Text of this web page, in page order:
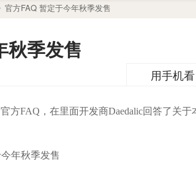
官方FAQ 暂定于今年秋季发售
秋季发售
用手机看
方FAQ，在里面开发商Daedalic回答了关于